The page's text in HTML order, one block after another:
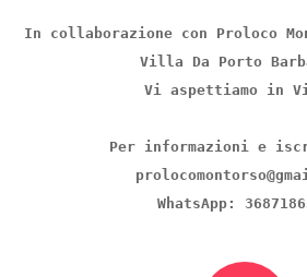
In collaborazione con Proloco
Villa Da Porto
Vi aspettiamo in
Per informazioni e
WhatsApp: